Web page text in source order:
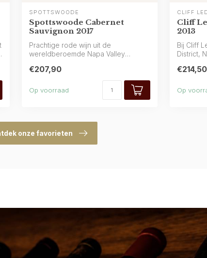
SPOTTSWOODE
Spottswoode Cabernet
Sauvignon 2017
Prachtige rode wijn uit de
wereldberoemde Napa Valley
€207,90
Op voorraad
CLIFF
Cliff
2013
Bij Cliff
District,
€214,50
Op
onze favorieten